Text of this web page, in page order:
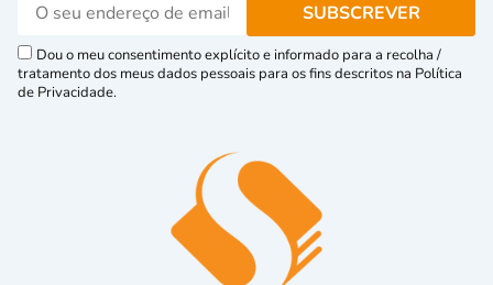
Dou o meu consentimento explícito e informado para a recolha /
tratamento dos meus dados pessoais para os fins descritos na Política
de Privacidade.